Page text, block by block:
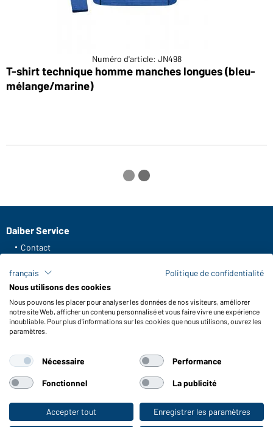
Vers la boutique pour particuliers
Numéro d'article: JN498
T-shirt technique homme manches longues (bleu-
mélange/marine)
Daiber Service
Contact
Frais de transport
FAQ / Manuel d' utilisation
Vérifier le stock
Reporting system according to whistleblower protection act
Caractéristiques du produit
Conseils d'entretien
Tailles
Couleurs
français
Politique de confidentialité
Nous utilisons des cookies
Nous pouvons les placer pour analyser les données de nos visiteurs, améliorer
notre site Web, afficher un contenu personnalisé et vous faire vivre une expérience
inoubliable. Pour plus d'informations sur les cookies que nous utilisons, ouvrez les
paramètres.
Nécessaire Performance
Fonctionnel La publicité
Accepter tout Enregistrer les paramètres